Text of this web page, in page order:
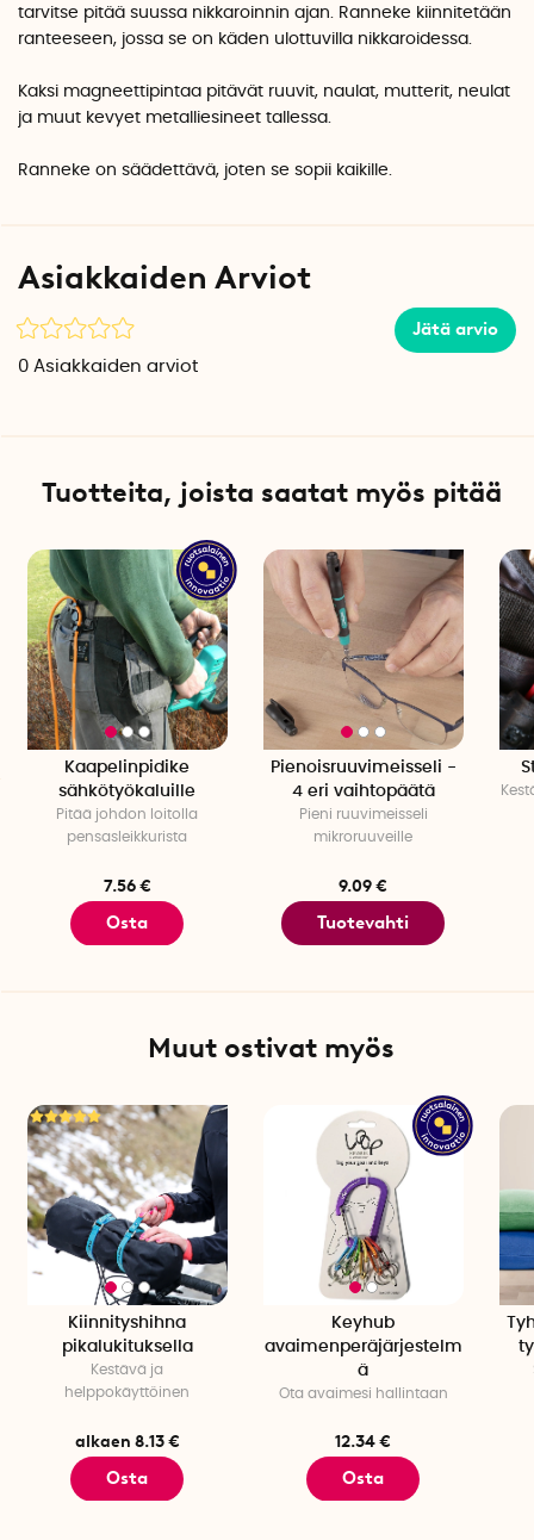
tarvitse pitää suussa nikkaroinnin ajan. Ranneke kiinnitetään
ranteeseen, jossa se on käden ulottuvilla nikkaroidessa.
Kaksi magneettipintaa pitävät ruuvit, naulat, mutterit, neulat
ja muut kevyet metalliesineet tallessa.
Ranneke on säädettävä, joten se sopii kaikille.
Asiakkaiden Arviot
Jätä arvio
0 Asiakkaiden arviot
Tuotteita, joista saatat myös pitää
Kaapelinpidike
sähkötyökaluille
Pitää johdon loitolla
pensasleikkurista
7.56 €
Osta
Pienoisruuvimeisseli -
4 eri vaihtopäätä
Pieni ruuvimeisseli
mikroruuveille
9.09 €
Tuotevahti
Muut ostivat myös
Kiinnityshihna
pikalukituksella
Kestävä ja
helppokäyttöinen
alkaen 8.13 €
Osta
Keyhub
avaimenperäjärjestelm
ä
Ota avaimesi hallintaan
12.34 €
Osta